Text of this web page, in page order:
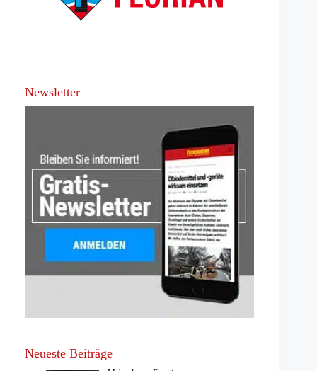
Newsletter
Neueste Beiträge